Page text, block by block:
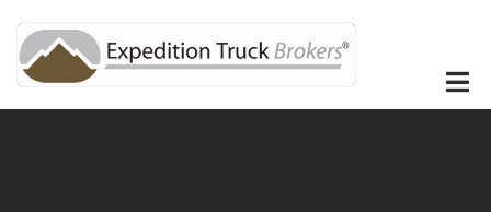
au
contenu
principal